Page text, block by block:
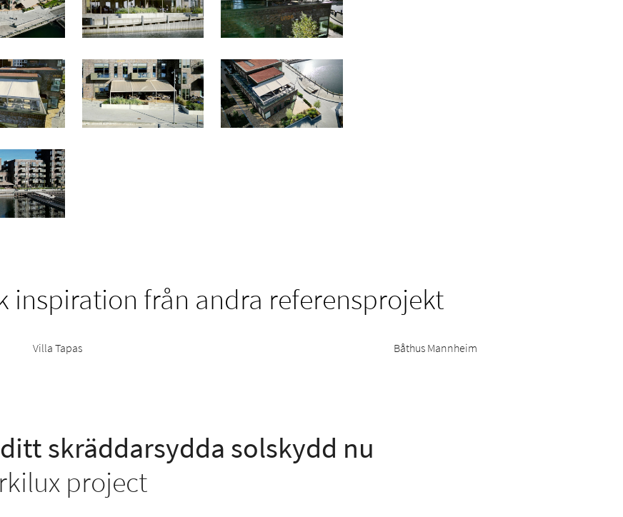
inspiration från andra referensprojekt
Villa Tapas Båthus Mannheim
skräddarsydda solskydd nu
project